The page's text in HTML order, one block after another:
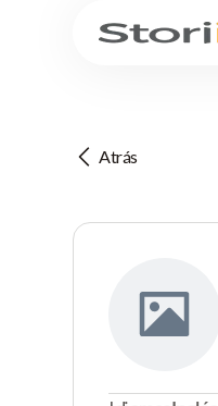
Atrás